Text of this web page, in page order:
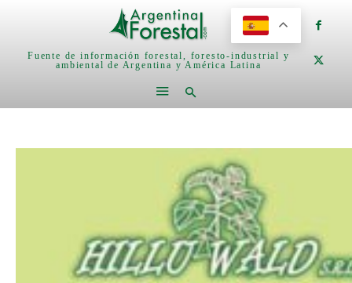
Fuente de información forestal, foresto-industrial y
ambiental de Argentina y América Latina